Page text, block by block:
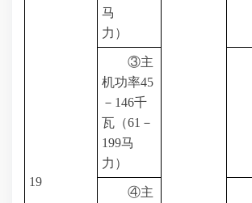
19
马
力）
③主
机功率45
－ 146千
瓦（61 －
199马
力）
④主